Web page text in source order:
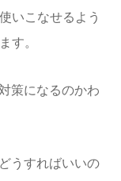
いこなせるよう
す。
策になるのかわ
うすればいいの